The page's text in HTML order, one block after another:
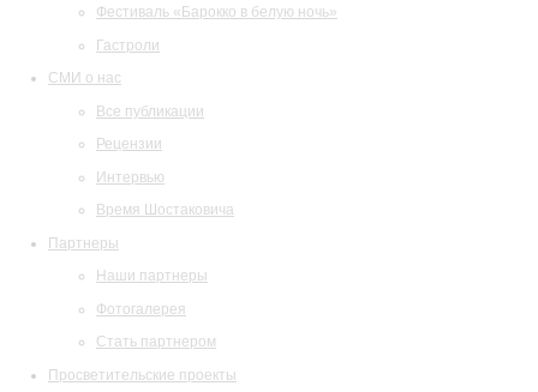
Фестиваль «Барокко в белую ночь»
Гастроли
СМИ о нас
Все публикации
Рецензии
Интервью
Время Шостаковича
Партнеры
Наши партнеры
Фотогалерея
Стать партнером
Просветительские проекты